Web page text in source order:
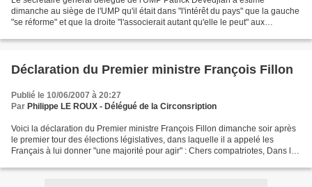
dimanche au siège de l'UMP qu'il était dans "l'intérêt du pays" que la gauche
"se réforme" et que la droite "l'associerait autant qu'elle le peut" aux
Déclaration du Premier ministre François Fillon
Publié le 10/06/2007 à 20:27
Par Philippe LE ROUX - Délégué de la Circonsription
Voici la déclaration du Premier ministre François Fillon dimanche soir après
le premier tour des élections législatives, dans laquelle il a appelé les
Français à lui donner "une majorité pour agir" : Chers compatriotes, Dans la